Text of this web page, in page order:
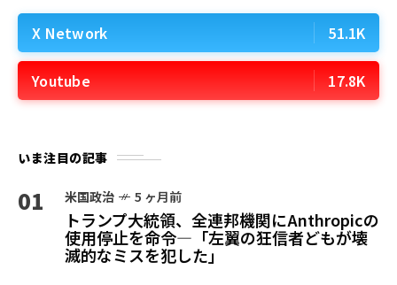
X Network 51.1K
Youtube 17.8K
いま注目の記事
01 米国政治 5 ヶ月前
トランプ大統領、全連邦機関にAnthropicの
使用停止を命令—「左翼の狂信者どもが壊
滅的なミスを犯した」